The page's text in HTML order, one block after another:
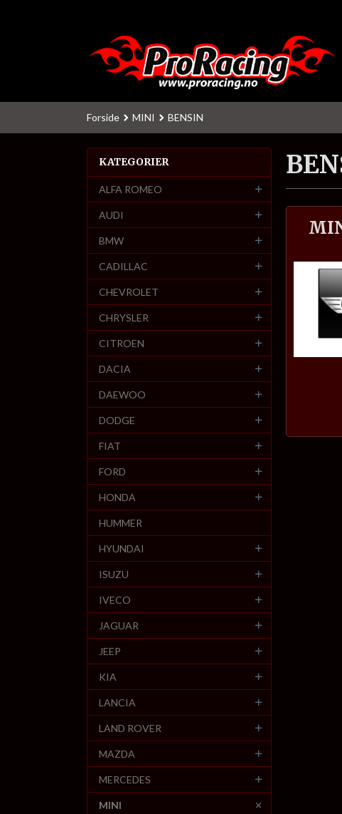
Forside MINI BENSIN
KATEGORIER
ALFA ROMEO
AUDI
BMW
CADILLAC
CHEVROLET
CHRYSLER
CITROEN
DACIA
DAEWOO
DODGE
FIAT
FORD
HONDA
HUMMER
HYUNDAI
ISUZU
IVECO
JAGUAR
JEEP
KIA
LANCIA
LAND ROVER
MAZDA
MERCEDES
MINI